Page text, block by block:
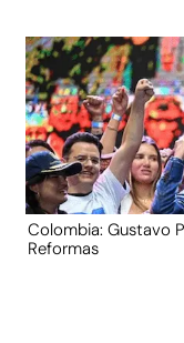
Colombia: Gustavo
Reformas